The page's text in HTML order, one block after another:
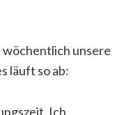
wöchentlich unsere
läuft so ab:
Ich